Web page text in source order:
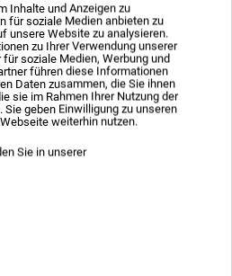
Inhalte und Anzeigen zu
für soziale Medien anbieten zu
unsere Website zu analysieren.
zu Ihrer Verwendung unserer
soziale Medien, Werbung und
führen diese Informationen
Daten zusammen, die Sie ihnen
sie im Rahmen Ihrer Nutzung der
geben Einwilligung zu unseren
weiterhin nutzen.
Sie in unserer